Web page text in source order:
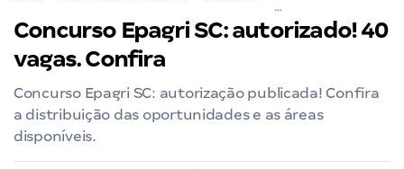
Concurso Epagri SC: autorizado! 40
vagas. Confira
Concurso Epagri SC: autorização publicada! Confira
a distribuição das oportunidades e as áreas
disponíveis.